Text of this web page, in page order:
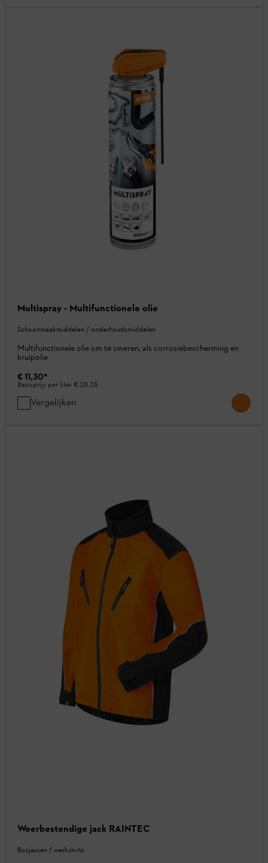
Multispray - Multifunctionele olie
Schoonmaakmiddelen / onderhoudsmiddelen
Multifunctionele olie om te smeren, als corrosiebescherming en
kruipolie
€ 11,30*
Basisprijs per liter€ 28,25
Vergelijken
Weerbestendige jack RAINTEC
Bosjassen / werkshirts